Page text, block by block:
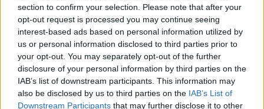
section to confirm your selection. Please note that after your
opt-out request is processed you may continue seeing
interest-based ads based on personal information utilized by
us or personal information disclosed to third parties prior to
your opt-out. You may separately opt-out of the further
disclosure of your personal information by third parties on the
IAB’s list of downstream participants. This information may
also be disclosed by us to third parties on the IAB’s List of
Downstream Participants that may further disclose it to other